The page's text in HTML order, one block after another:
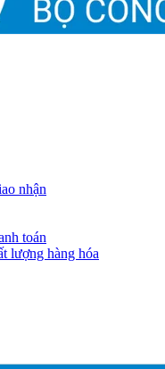
nhận
toán
lượng hàng hóa